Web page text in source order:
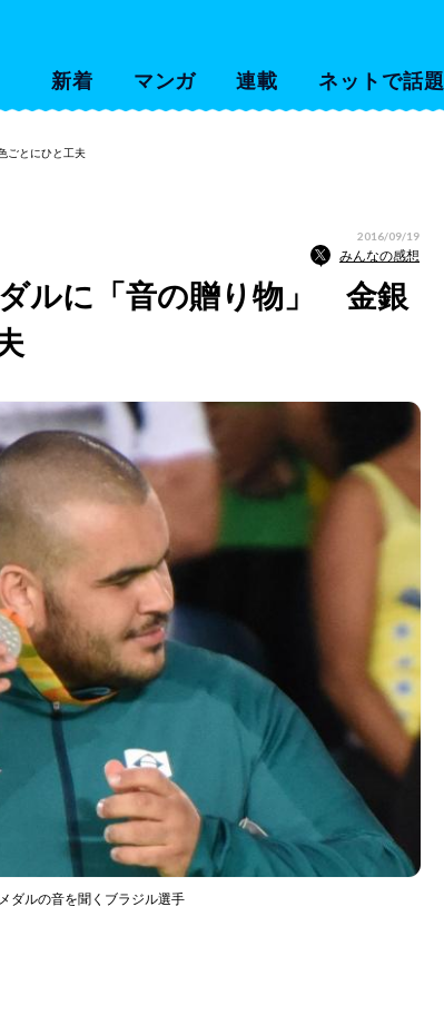
新着 マンガ 連載 ネットで話題
ごとにひと工夫
2016/09/19
みんなの感想
ルに「音の贈り物」 金銀
ダルの音を聞くブラジル選手